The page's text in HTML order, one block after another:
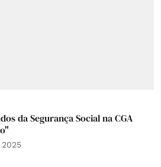
da Segurança Social na CGA